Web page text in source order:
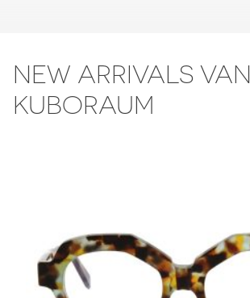
NEW ARRIVALS VAN
KUBORAUM